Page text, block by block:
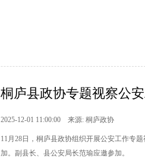
桐庐县政协专题视察公
2025-12-01 11:00:00 来源: 桐庐政协
11月28日，桐庐县政协组织开展公安工作专
加。副县长、县公安局长范瑜应邀参加。